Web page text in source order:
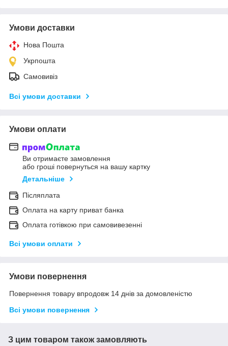
Умови доставки
Нова Пошта
Укрпошта
Самовивіз
Всі умови доставки
Умови оплати
Ви отримаєте замовлення
або гроші повернуться на вашу картку
Детальніше
Післяплата
Оплата на карту приват банка
Оплата готівкою при самовивезенні
Всі умови оплати
Умови повернення
Повернення товару впродовж 14 днів за домовленістю
Всі умови повернення
З цим товаром також замовляють